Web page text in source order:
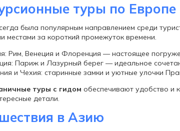
туры по Европе
была популярным направлением среди
местами за короткий промежуток времени.
Рим, Венеция и Флоренция — настоящее
Париж и Лазурный берег — идеальное
и Чехия: старинные замки и уютные улочки
туры с гидом обеспечивают удобство и
детали.
в Азию